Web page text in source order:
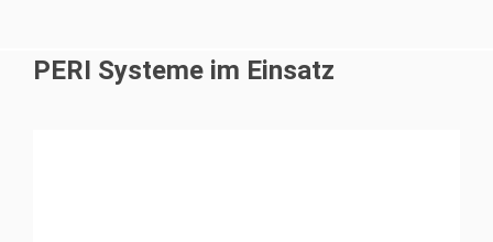
PERI Systeme im Einsatz